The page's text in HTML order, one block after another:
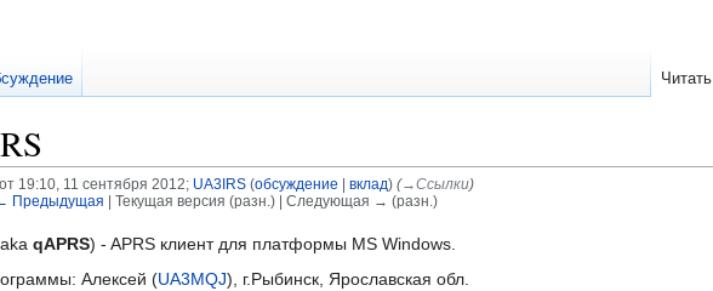
19:10, 11 сентября 2012; UA3IRS (обсуждение вклад) (→‎Ссылки)
Предыдущая | Текущая версия (разн.) | Следующая → (разн.)
qAPRS) - APRS клиент для платформы MS Windows.
Алексей (UA3MQJ), г.Рыбинск, Ярославская обл.
Читать